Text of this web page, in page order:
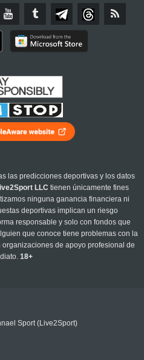
las predicciones deportivas y los datos
LLC tienen únicamente fines
ninguna ganancia financiera ni
deportivas implican un riesgo
responsable y solo con fondos que
que conoce tiene problemas con la
de apoyo profesional de
18+
Sport (Live2Sport)